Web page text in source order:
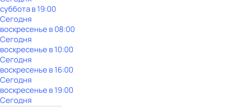
субботав19:00
Сегодня
воскресенье в08:00
Сегодня
воскресенье в10:00
Сегодня
воскресенье в16:00
Сегодня
воскресенье в19:00
Сегодня